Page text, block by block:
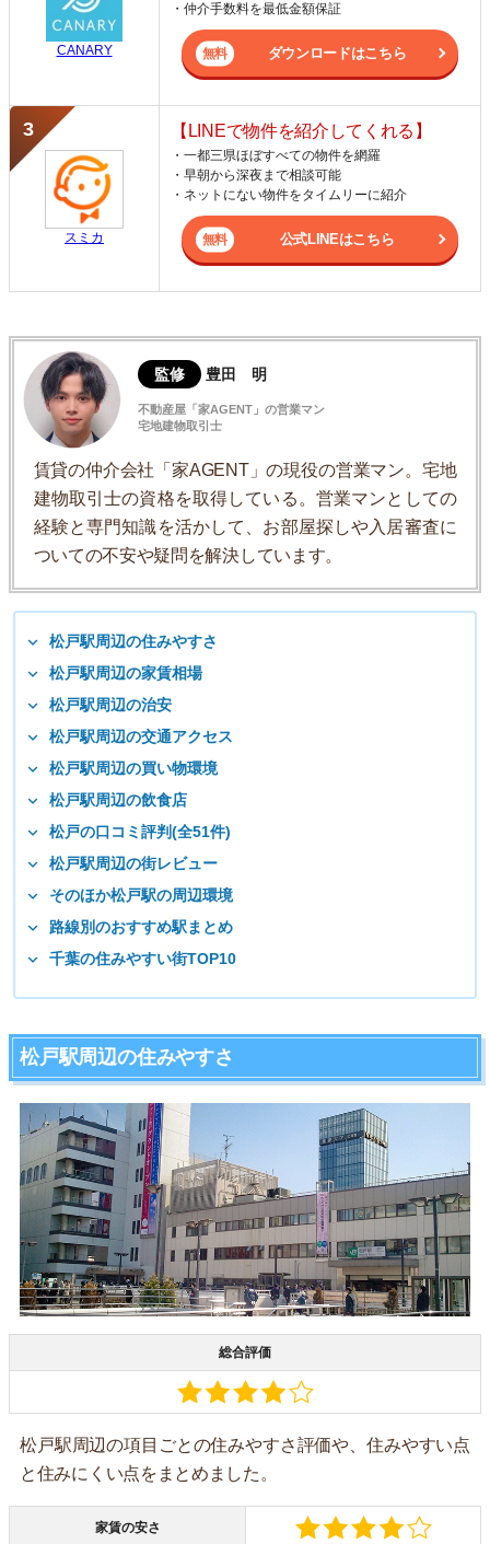
CANARY
・仲介手数料を最低金額保証
ダウンロードはこちら
スミカ
【LINEで物件を紹介してくれる】
・一都三県ほぼすべての物件を網羅
・早朝から深夜まで相談可能
・ネットにない物件をタイムリーに紹介
公式LINEはこちら
監修 豊田 明
不動産屋「家AGENT」の営業マン
宅地建物取引士
賃貸の仲介会社「家AGENT」の現役の営業マン。宅地
建物取引士の資格を取得している。営業マンとしての
経験と専門知識を活かして、お部屋探しや入居審査に
ついての不安や疑問を解決しています。
松戸駅周辺の住みやすさ
松戸駅周辺の家賃相場
松戸駅周辺の治安
松戸駅周辺の交通アクセス
松戸駅周辺の買い物環境
松戸駅周辺の飲食店
松戸の口コミ評判(全51件)
松戸駅周辺の街レビュー
そのほか松戸駅の周辺環境
路線別のおすすめ駅まとめ
千葉の住みやすい街TOP10
松戸駅周辺の住みやすさ
総合評価
松戸駅周辺の項目ごとの住みやすさ評価や、住みやすい点
と住みにくい点をまとめました。
家賃の安さ